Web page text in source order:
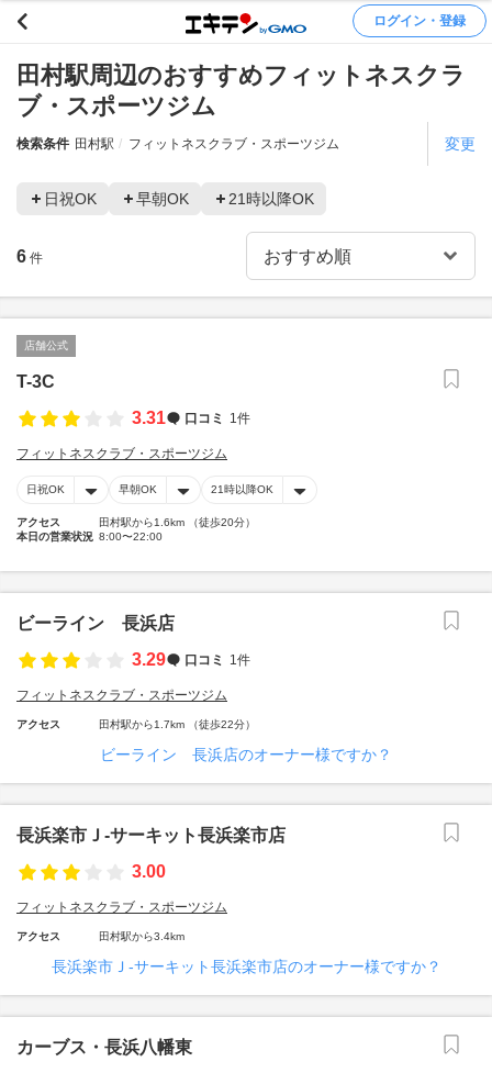
ログイン・登録
田村駅周辺のおすすめフィットネスクラ
ブ・スポーツジム
検索条件 田村駅 フィットネスクラブ・スポーツジム 変更
日祝OK 早朝OK 21時以降OK
6 件
店舗公式
T-3C
3.31
口コミ 1件
フィットネスクラブ・スポーツジム
日祝OK 早朝OK 21時以降OK
アクセス
田村駅から1.6km （徒歩20分）
本日の営業状況 8:00〜22:00
ビーライン 長浜店
3.29
口コミ 1件
フィットネスクラブ・スポーツジム
アクセス 田村駅から1.7km （徒歩22分）
ビーライン 長浜店のオーナー様ですか？
長浜楽市Ｊ‐サーキット長浜楽市店
3.00
フィットネスクラブ・スポーツジム
アクセス 田村駅から3.4km
長浜楽市Ｊ‐サーキット長浜楽市店のオーナー様ですか？
カーブス・長浜八幡東